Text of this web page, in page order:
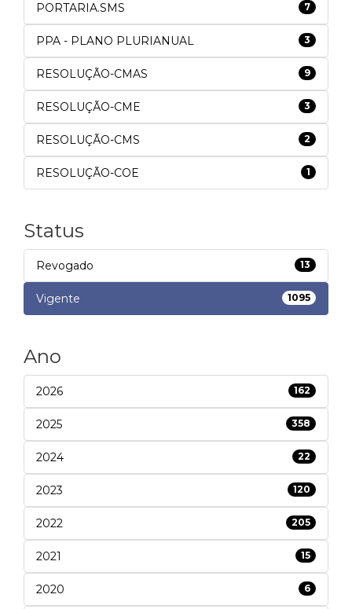
PORTARIA.SMS 7
PPA - PLANO PLURIANUAL 3
RESOLUÇÃO-CMAS 9
RESOLUÇÃO-CME 3
RESOLUÇÃO-CMS 2
RESOLUÇÃO-COE 1
Status
Revogado 13
Vigente 1095
Ano
2026 162
2025 358
2024 22
2023 120
2022 205
2021 15
2020 6